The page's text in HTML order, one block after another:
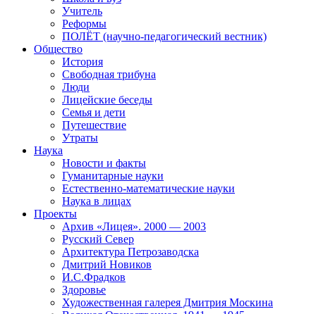
Учитель
Реформы
ПОЛЁТ (научно-педагогический вестник)
Общество
История
Свободная трибуна
Люди
Лицейские беседы
Семья и дети
Путешествие
Утраты
Наука
Новости и факты
Гуманитарные науки
Естественно-математические науки
Наука в лицах
Проекты
Архив «Лицея». 2000 — 2003
Русский Север
Архитектура Петрозаводска
Дмитрий Новиков
И.С.Фрадков
Здоровье
Художественная галерея Дмитрия Москина